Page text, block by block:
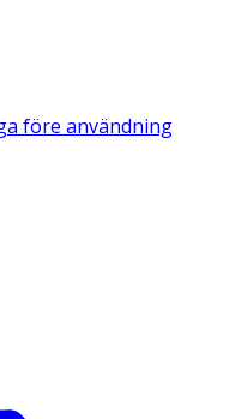
före användning